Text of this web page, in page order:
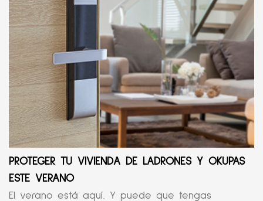
PROTEGER TU VIVIENDA DE LADRONES Y OKUPAS
ESTE VERANO
El verano está aquí. Y puede que tengas